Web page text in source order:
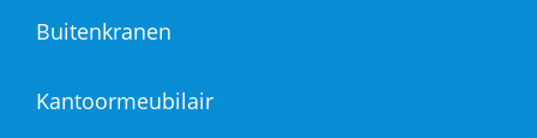
Buitenkranen
Kantoormeubilair